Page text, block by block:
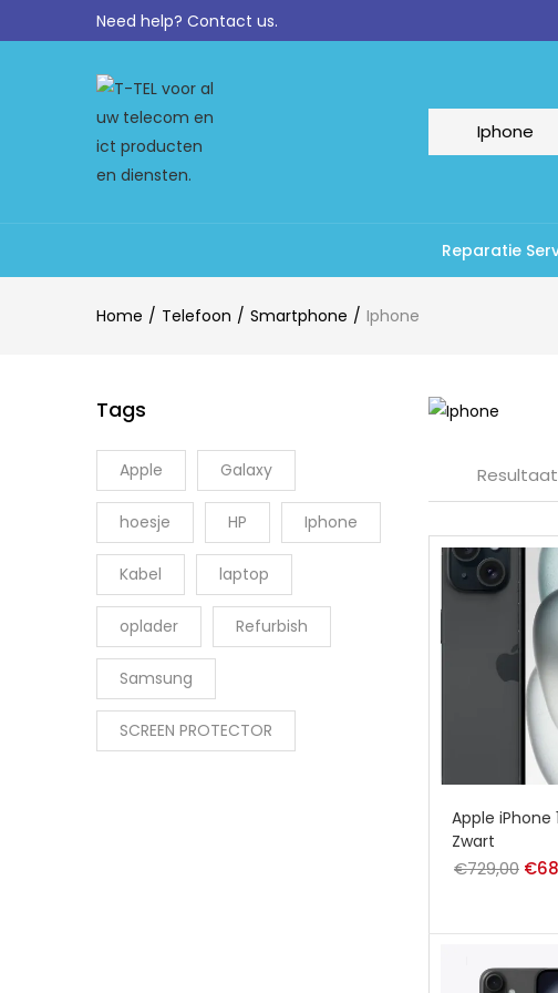
Need help? Contact us.
Reparatie
Home Telefoon Smartphone Iphone
Apple iPhone
Zwart
€729,00 €
Tags
Apple Galaxy
hoesje HP Iphone
Kabel laptop
oplader Refurbish
Samsung
SCREEN PROTECTOR